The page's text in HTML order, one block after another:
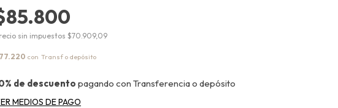
sin impuestos$70.909,09
con
de descuento pagando con Transferencia o depósito
MEDIOS DE PAGO